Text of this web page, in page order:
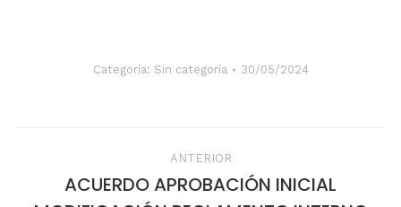
Categoría: Sin categoría 30/05/2024
Navegación
entre
ANTERIOR
ACUERDO APROBACIÓN INICIAL